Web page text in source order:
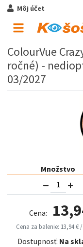
Môj účet
ColourVue
ročné) -
03/2027
Množstvo
Cena:
Cena za balenie: 13,94 € /
Dostupnosť: Na